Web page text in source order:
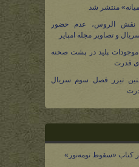
منتشر شد
نقش الروس، عدم حضور
و تصاویر مجله امپایر
موجودات پلید در پشت صحنه
قدرت
تیزر فصل سوم سریال